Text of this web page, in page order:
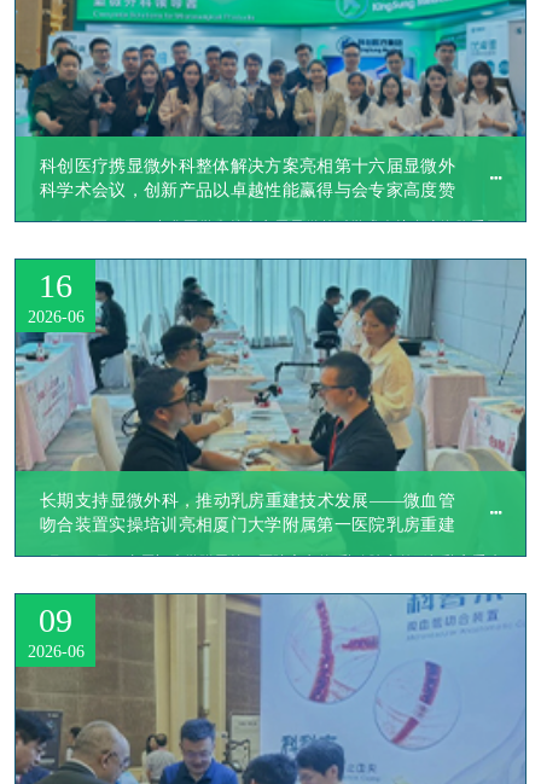
显微外科手术多个关键环节的系列化创新产品，成为展会现场备受关注的
展台之一。
科创医疗携显微外科整体解决方案亮相第十六届显微外
科学术会议，创新产品以卓越性能赢得与会专家高度赞
​6月12日至14日，中华医学会第十六届显微外科学术会议在上海隆重召
之一，大会汇聚了全国顶尖专家学者与临床骨干，注册代表754人、特邀
嘉宾224人，总参会人数达1180人，创历年新高。会议设置主会场院士论
坛、大师讲坛及九个专场议题，全面呈现了领域内的最新进展与前沿动
向。
长期支持显微外科，推动乳房重建技术发展——微血管
吻合装置实操培训亮相厦门大学附属第一医院乳房重建
​6月12-14日，由厦门大学附属第一医院主办的“乳腺肿瘤整形与乳房重建
科专家，围绕乳腺癌术后乳房再造、皮瓣解剖、术前评估、显微吻合等热
点议题展开深入交流与实操培训。
16
2026-06
09
2026-06